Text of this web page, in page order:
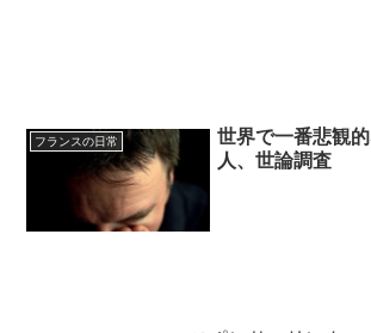
フランスの日常
世界で一番悲観
人、世論調査